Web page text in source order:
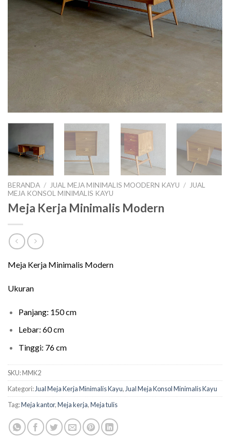
BERANDA / JUAL MEJA MINIMALIS MOODERN KAYU /
JUAL
MEJA KONSOL MINIMALIS KAYU
Meja Kerja Minimalis Modern
Meja Kerja Minimalis Modern
Ukuran
Panjang: 150 cm
Lebar: 60 cm
Tinggi: 76 cm
SKU:MMK2
Kategori: Jual Meja Kerja Minimalis Kayu, Jual Meja Konsol Minimalis Kayu
Tag:Meja kantor,Meja kerja,Meja tulis